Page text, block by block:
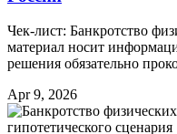
Чек-лист: Банкротство
материал носит
решения обязательно
Apr 9, 2026